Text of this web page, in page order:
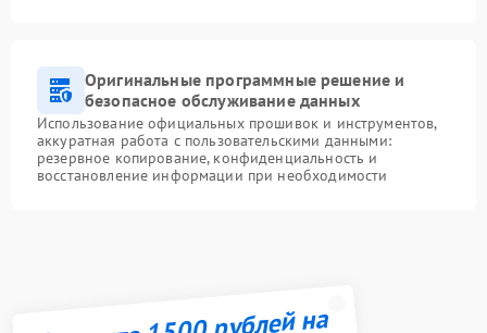
Оригинальные программные решение и
безопасное обслуживание данных
Использование официальных прошивок и инструментов,
аккуратная работа с пользовательскими данными:
резервное копирование, конфиденциальность и
восстановление информации при необходимости